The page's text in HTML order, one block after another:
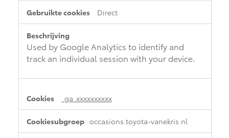
Direct
Used by Google Analytics to identify and
track an individual session with your device.
_ga_xxxxxxxxxx
occasions.toyota-vanekris.nl